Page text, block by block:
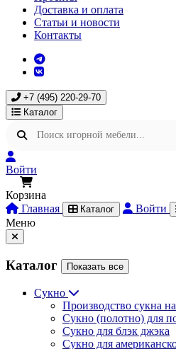
Доставка и оплата
Статьи и новости
Контакты
+7 (495) 220-29-70
Каталог
Войти
Корзина
Главная
Каталог Войти
Меню
Каталог Показать все
Сукно
Производство сукна на
Сукно (полотно) для
Сукно для блэк джэка
Сукно для